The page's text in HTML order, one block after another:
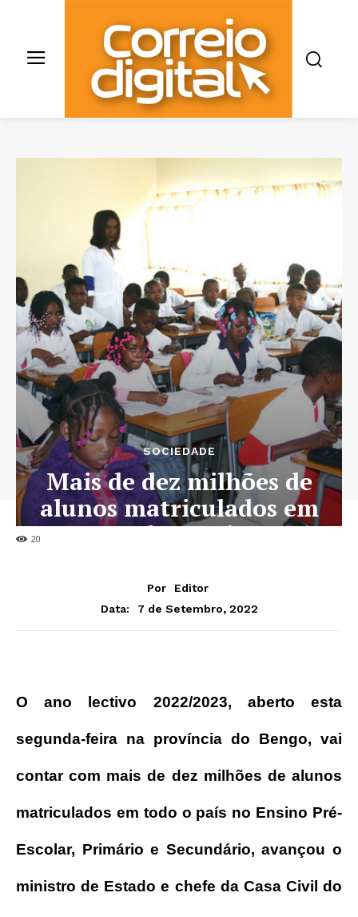
20
SOCIEDADE
Mais de dez milhões de
alunos matriculados em
todo o país
Por
Editor
Data:
7 de Setembro, 2022
O ano lectivo 2022/2023, aberto esta
segunda-feira na província do Bengo, vai
contar com mais de dez milhões de alunos
matriculados em todo o país no Ensino Pré-
Escolar, Primário e Secundário, avançou o
ministro de Estado e chefe da Casa Civil do